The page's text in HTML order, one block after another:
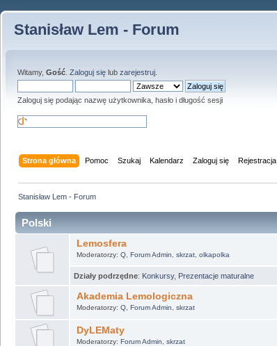
Stanisław Lem - Forum
Witamy, Gość Zaloguj się lub zarejestruj
Zaloguj się podając nazwę użytkownika, hasło i długość sesji
Strona główna Pomoc Szukaj Kalendarz Zaloguj się Rejestracja
Stanisław Lem - Forum
Polski
Lemosfera
Moderatorzy: Q, Forum Admin skrzat, olkapolka
Działy podrzędne: Konkursy, Prezentacje maturalne
Akademia Lemologiczna
Moderatorzy: Q, Forum Admin skrzat
DyLEMaty
Moderatorzy: Forum Admin skrzat